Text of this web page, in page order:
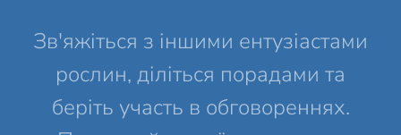
Зв'яжіться з іншими ентузіастами
рослин, діліться порадами та
беріть участь в обговореннях.